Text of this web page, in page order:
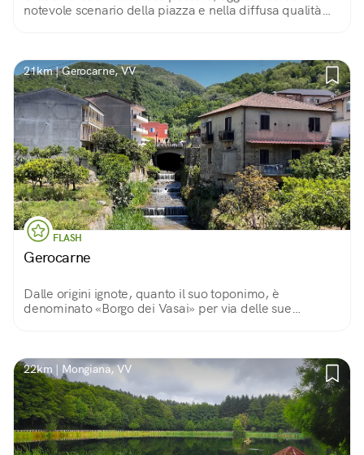
notevole scenario della piazza e nella diffusa qualità
21km | Gerocarne, VV
FLASH
Gerocarne
Dalle origini ignote, quanto il suo toponimo, è
denominato «Borgo dei Vasai» per via delle sue
22km | Mongiana, VV